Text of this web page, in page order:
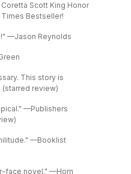
Coretta Scott King Honor
Times Bestseller!
—Jason Reynolds
This story is
review)
—Publishers
—Booklist
face novel." —Horn